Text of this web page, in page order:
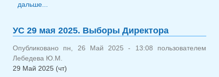
дальше...
УС 29 мая 2025. Выборы Директора
Опубликовано пн, 26 Май 2025 - 13:08 пользователем
Лебедева Ю.М.
29 Май 2025 (чт)